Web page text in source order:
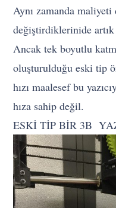
Aynı zamanda
değiştirdiklerinide
Ancak tek boyutlu
oluşturulduğu eski tip
hızı maalesef bu
hıza sahip değil.
ESKİ TİP BİR 3B